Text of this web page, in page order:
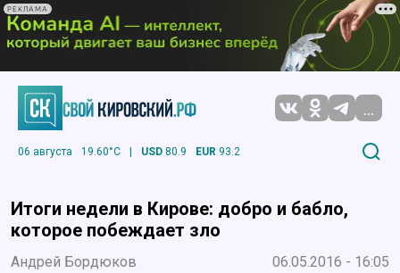
РЕКЛАМА
...
06 августа 19.60°C | USD 80.9 EUR 93.2
Итоги недели в Кирове: добро и бабло,
которое побеждает зло
Андрей Бордюков 06.05.2016 - 16:05